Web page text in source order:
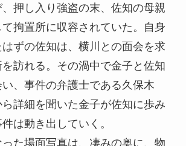
押し入り強盗の末、佐知の母親
拘置所に収容されていた。自身
ずの佐知は、横川との面会を求
訪れる。その渦中で金子と佐知
、事件の弁護士である久保木
ら詳細を聞いた金子が佐知に歩み
は動き出していく。
た場面写真は、凄みの奥に、物